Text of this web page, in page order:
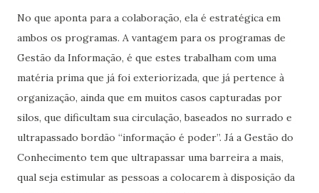
No que aponta para a colaboração, ela é estratégica em
ambos os programas. A vantagem para os programas de
Gestão da Informação, é que estes trabalham com uma
matéria prima que já foi exteriorizada, que já pertence à
organização, ainda que em muitos casos capturadas por
silos, que dificultam sua circulação, baseados no surrado e
ultrapassado bordão “informação é poder”. Já a Gestão do
Conhecimento tem que ultrapassar uma barreira a mais,
qual seja estimular as pessoas a colocarem à disposição da